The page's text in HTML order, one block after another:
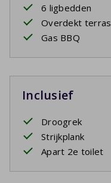
6 ligbedden
Overdekt terras
Gas BBQ
Inclusief
Droogrek
Strijkplank
Apart 2e toilet